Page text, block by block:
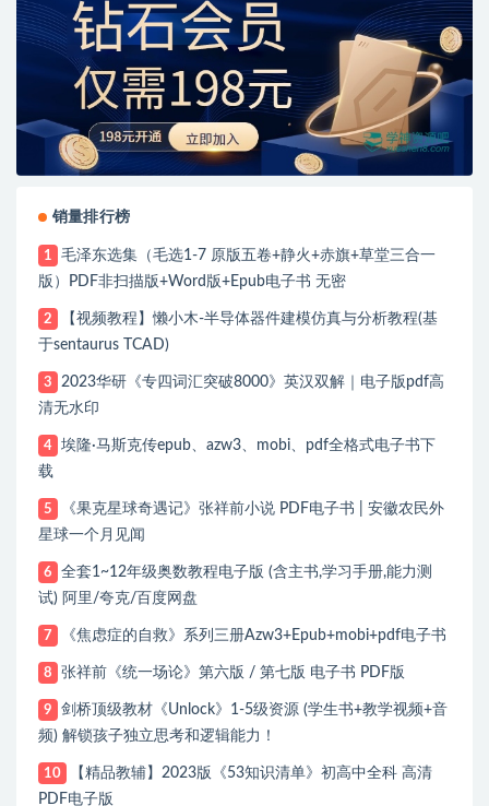
销量排行榜
1
毛泽东选集（毛选1-7 原版五卷+静火+赤旗+草堂三合一
版）PDF非扫描版+Word版+Epub电子书 无密
2
【视频教程】懒小木-半导体器件建模仿真与分析教程(基
于sentaurus TCAD)
3
2023华研《专四词汇突破8000》英汉双解｜电子版pdf高
清无水印
4
埃隆·马斯克传epub、azw3、mobi、pdf全格式电子书下
载
5
《果克星球奇遇记》张祥前小说 PDF电子书 | 安徽农民外
星球一个月见闻
6
全套1~12年级奥数教程电子版 (含主书,学习手册,能力测
试) 阿里/夸克/百度网盘
7 《焦虑症的自救》系列三册Azw3+Epub+mobi+pdf电子书
8 张祥前《统一场论》第六版 / 第七版 电子书 PDF版
9
剑桥顶级教材《Unlock》1-5级资源 (学生书+教学视频+音
频) 解锁孩子独立思考和逻辑能力！
10
【精品教辅】2023版《53知识清单》初高中全科 高清
PDF电子版